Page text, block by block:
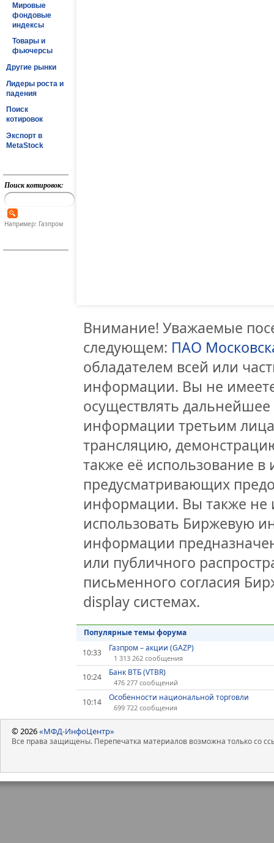
Мировые
фондовые
индексы
Товары и
фьючерсы
Другие рынки
Лидеры роста и
падения
Поиск
котировок
Экспорт в
MetaStock
Поиск котировок:
Например: Газпром
Внимание! Уважаемые
следующем: ПАО
обладателем всей или
информации. Вы не
осуществлять
информации третьим
трансляцию,
также её использование
предусматривающих
информации. Вы также не
использовать Биржевую
информации
или публичного
письменного согласия
display системах.
Популярные темы форума
10:33
Газпром – акции (GAZP)
1 313 262 сообщения
10:24 Банк ВТБ (VTBR)
476 277 сообщений
10:14 Особенности национальной торговли
699 722 сообщения
© 2026«МФД-ИнфоЦентр»
Все права защищены. Перепечатка материалов возможна только со